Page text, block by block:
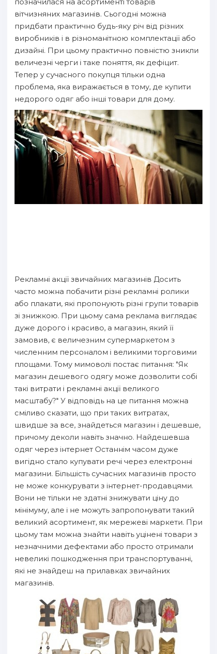
вітчизняних магазинів. Сьогодні можна
придбати практично будь-яку річ від різних
виробників і в різноманітною комплектації або
дизайні. При цьому практично повністю зникли
величезні черги і таке поняття, як дефіцит.
Тепер у сучасного покупця тільки одна
проблема, яка виражається в тому, де купити
недорого одяг або інші товари для дому.
Рекламні акції звичайних магазинів Досить
часто можна побачити різні рекламні ролики
або плакати, які пропонують різні групи товарів
зі знижкою. При цьому сама реклама виглядає
дуже дорого і красиво, а магазин, який її
замовив, є величезним супермаркетом з
численним персоналом і великими торговими
площами. Тому мимоволі постає питання: "Як
магазин дешевого одягу може дозволити собі
такі витрати і рекламні акції великого
масштабу?" У відповідь на це питання можна
сміливо сказати, що при таких витратах,
швидше за все, знайдеться магазин і дешевше,
причому деколи навіть значно. Найдешевша
одяг через інтернет Останнім часом дуже
вигідно стало купувати речі через електронні
магазини. Більшість сучасних магазинів просто
не може конкурувати з інтернет-продавцями.
Вони не тільки не здатні знижувати ціну до
мінімуму, але і не можуть запропонувати такий
великий асортимент, як мережеві маркети. При
цьому там можна знайти навіть уцінені товари з
незначними дефектами або просто отримали
невеликі пошкодження при транспортуванні,
які не знайдеш на прилавках звичайних
магазинів.